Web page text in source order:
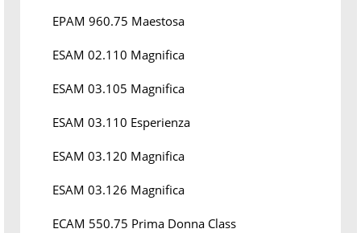
EPAM 960.75 Maestosa
ESAM 02.110 Magnifica
ESAM 03.105 Magnifica
ESAM 03.110 Esperienza
ESAM 03.120 Magnifica
ESAM 03.126 Magnifica
ECAM 550.75 Prima Donna Class